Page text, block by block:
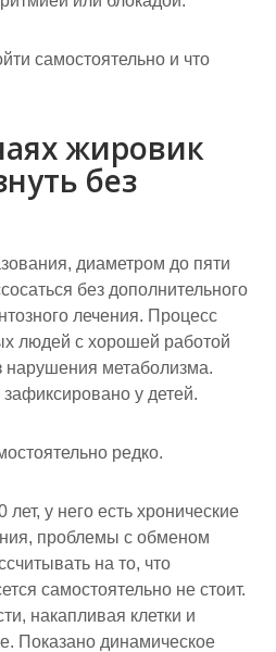
жировик
без
диаметром до пяти
без дополнительного
лечения. Процесс
людей с хорошей работой
метаболизма.
у детей.
редко.
у него есть хронические
проблемы с обменом
на то, что
самостоятельно не стоит.
накапливая клетки и
Показано динамическое